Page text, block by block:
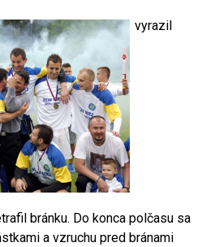
vyrazil
bránku. Do konca polčasu sa
a vzruchu pred bránami